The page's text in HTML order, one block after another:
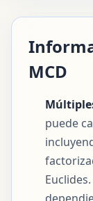
MCD
puede